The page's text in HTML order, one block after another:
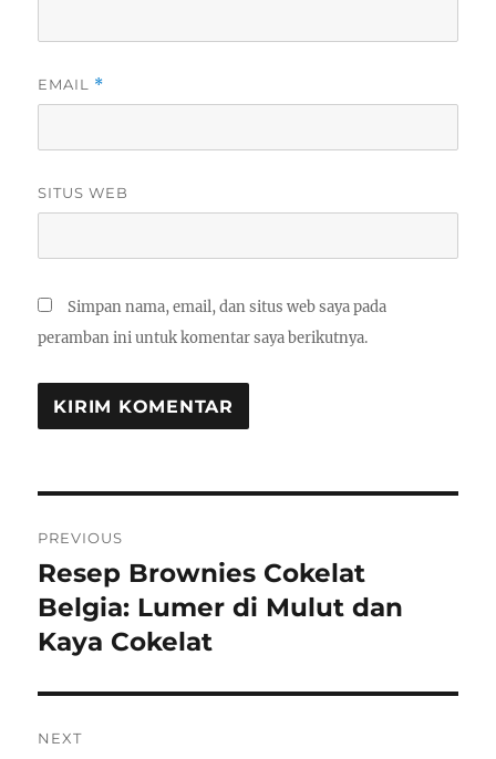
EMAIL *
SITUS WEB
Simpan nama, email, dan situs web saya pada
peramban ini untuk komentar saya berikutnya.
pos
PREVIOUS
Previous
post:
Resep Brownies Cokelat
Belgia: Lumer di Mulut dan
Kaya Cokelat
NEXT